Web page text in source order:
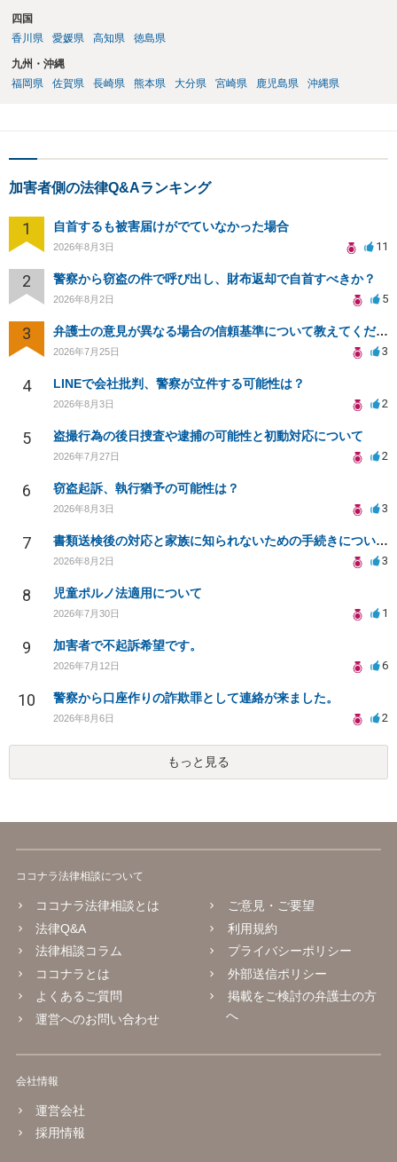
四国
香川県
愛媛県 高知県 徳島県
九州・沖縄
福岡県
佐賀県 長崎県 熊本県 大分県 宮崎県 鹿児島県 沖縄県
加害者側の法律Q&Aランキング
1 自首するも被害届けがでていなかった場合
2026年8月3日 11
2 警察から窃盗の件で呼び出し、財布返却で自首すべきか？
2026年8月2日 5
3 弁護士の意見が異なる場合の信頼基準について教えてください
2026年7月25日 3
4 LINEで会社批判、警察が立件する可能性は？
2026年8月3日 2
5 盗撮行為の後日捜査や逮捕の可能性と初動対応について
2026年7月27日 2
6 窃盗起訴、執行猶予の可能性は？
2026年8月3日 3
7 書類送検後の対応と家族に知られないための手続きについて相談
2026年8月2日 3
8 児童ポルノ法適用について
2026年7月30日 1
9 加害者で不起訴希望です。
2026年7月12日 6
10 警察から口座作りの詐欺罪として連絡が来ました。
2026年8月6日 2
もっと見る
ココナラ法律相談について
ココナラ法律相談とは
法律Q&A
法律相談コラム
ココナラとは
よくあるご質問
運営へのお問い合わせ
ご意見・ご要望
利用規約
プライバシーポリシー
外部送信ポリシー
掲載をご検討の弁護士の方
へ
会社情報
運営会社
採用情報